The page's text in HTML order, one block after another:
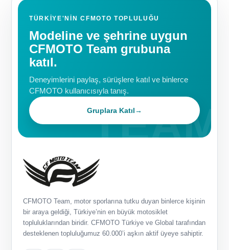
TÜRKIYE'NIN CFMOTO TOPLULUĞU
Modeline ve şehrine uygun
CFMOTO Team grubuna
katıl.
Deneyimlerini paylaş, sürüşlere katıl ve binlerce
CFMOTO kullanıcısıyla tanış.
Gruplara Katıl→
CFMOTO Team, motor sporlarına tutku duyan binlerce kişinin
bir araya geldiği, Türkiye’nin en büyük motosiklet
topluluklarından biridir. CFMOTO Türkiye ve Global tarafından
desteklenen topluluğumuz 60.000’i aşkın aktif üyeye sahiptir.